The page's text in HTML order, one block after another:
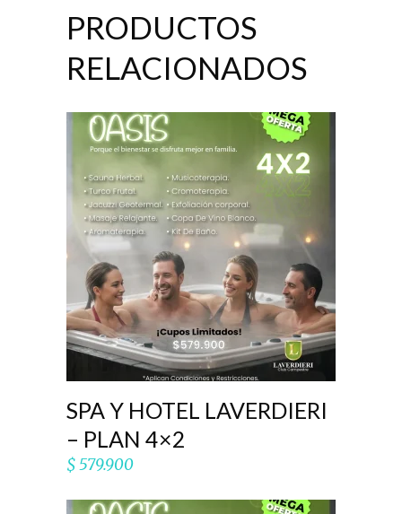
PRODUCTOS
RELACIONADOS
AÑADIR AL CARRITO
SPA Y HOTEL LAVERDIERI
– PLAN 4×2
$579.900